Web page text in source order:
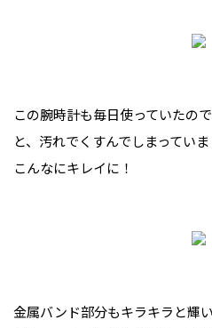
この腕時計も毎日使っていたの
と、汚れでくすんでしまってい
こんなにキレイに！
金属バンド部分もキラキラと輝